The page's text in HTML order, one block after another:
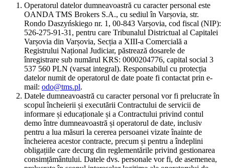
Operatorul datelor dumneavoastră cu caracter personal este
OANDA TMS Brokers S.A., cu sediul în Varșovia, str.
Rondo Daszyńskiego nr. 1, 00-843 Varșovia, cod fiscal (NIP):
526-275-91-31, pentru care Tribunalul Districtual al Capitalei
Varșovia din Varșovia, Secția a XIII-a Comercială a
Registrului Național Judiciar, păstrează dosarele de
înregistrare sub numărul KRS: 0000204776, capital social 3
537 560 PLN (varsat integral). Responsabilul cu protecția
datelor numit de operatorul de date poate fi contactat prin e-
mail: odo@tms.pl.
Datele dumneavoastră cu caracter personal vor fi prelucrate în
scopul încheierii și executării Contractului de servicii de
informare și educaționale și a Contractului privind contul
demo între dumneavoastră și operatorul de date, inclusiv
pentru a lua măsuri la cererea persoanei vizate înainte de
încheierea acestor contracte, precum și pentru a îndeplini
obligațiile care decurg din reglementările privind gestionarea
consimțământului. Datele dvs. personale vor fi, de asemenea,